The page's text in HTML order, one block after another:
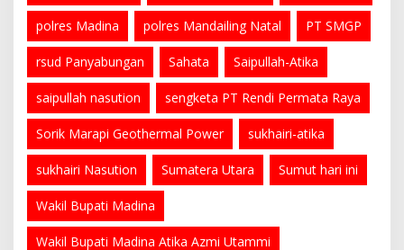
polres Madina polres Mandailing Natal PT SMGP
rsud Panyabungan Sahata Saipullah-Atika
saipullah nasution sengketa PT Rendi Permata Raya
Sorik Marapi Geothermal Power sukhairi-atika
sukhairi Nasution Sumatera Utara Sumut hari ini
Wakil Bupati Madina
Wakil Bupati Madina Atika Azmi Utammi